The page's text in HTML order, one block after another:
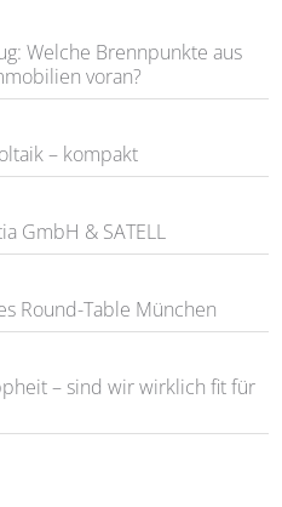
Welche Brennpunkte aus
voran?
– kompakt
GmbH & SATELL
Round-Table München
– sind wir wirklich fit für